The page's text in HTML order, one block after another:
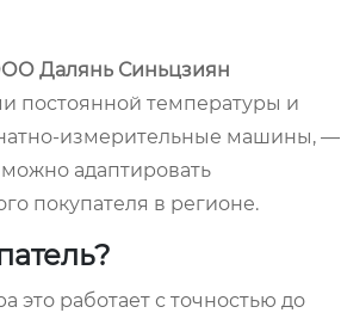
Далянь Синьцзиян
постоянной температуры и
измерительные машины, —
адаптировать
покупателя в регионе.
это работает с точностью до